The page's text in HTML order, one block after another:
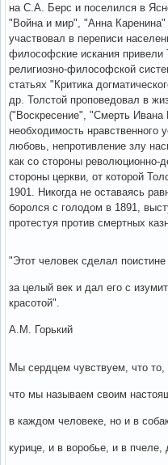
на С.А. Берс и поселился в
"Война и мир", "Анна
участвовал в переписи
философские искания привели
религиозно-философской
статьях "Критика
др. Толстой проповедовал в
("Воскресение", "Смерть Ивана
необходимость
любовь, непротивление злу
как со стороны революционно-
стороны церкви, от которой
1901. Никогда не оставаясь
боролся с голодом в 1891,
протестуя против смертных
"Этот человек сделал
за целый век и дал его с
красотой".
А.М. Горький
Мы сердцем чувствуем, что
что мы называем своим
в каждом человеке, но и в
курице, и в воробье, и в пчеле,